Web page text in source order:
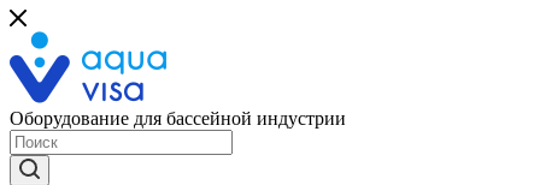
Оборудование для бассейной индустрии